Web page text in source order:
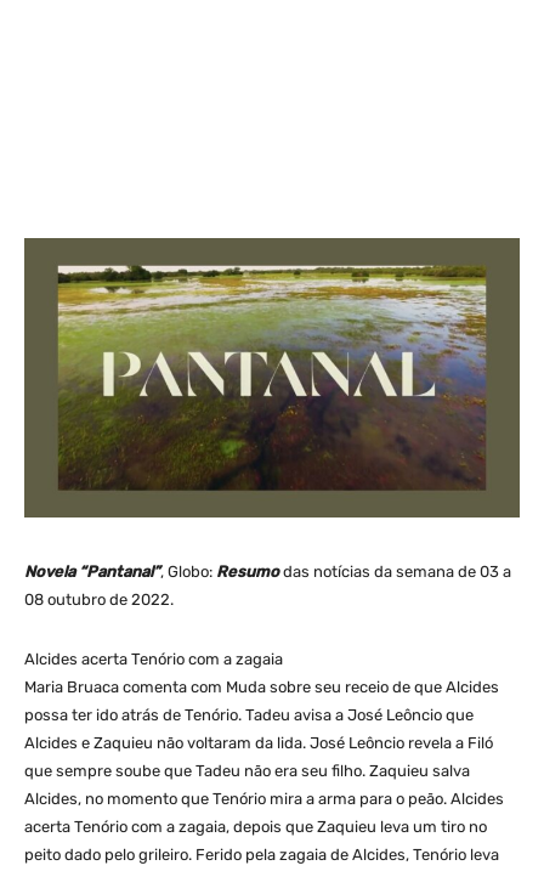
Novela “Pantanal”, Globo: Resumodas notícias da semana de 03 a
08 outubro de 2022.
Alcides acerta Tenório com a zagaia
Maria Bruaca comenta com Muda sobre seu receio de que Alcides
possa ter ido atrás de Tenório. Tadeu avisa a José Leôncio que
Alcides e Zaquieu não voltaram da lida. José Leôncio revela a Filó
que sempre soube que Tadeu não era seu filho. Zaquieu salva
Alcides, no momento que Tenório mira a arma para o peão. Alcides
acerta Tenório com a zagaia, depois que Zaquieu leva um tiro no
peito dado pelo grileiro. Ferido pela zagaia de Alcides, Tenório leva